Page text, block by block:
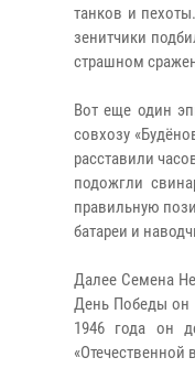
танков и
зенитчики
страшном
Вот еще один
совхозу
расставили
подожгли
правильную
батареи и
Далее Семена
День Победы он
1946 года он
«Отечественной